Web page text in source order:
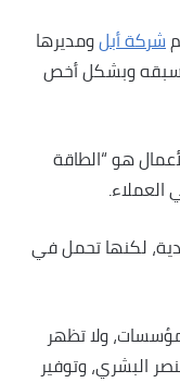
شركة أبلومديرها
سبقه وبشكل أخص
هو “الطاقة
العملاء.
لكنها تحمل في
ولا تظهر
البشري، وتوفير